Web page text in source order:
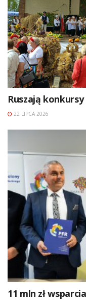
Ruszają
22 LIPCA 2026
11 mln zł